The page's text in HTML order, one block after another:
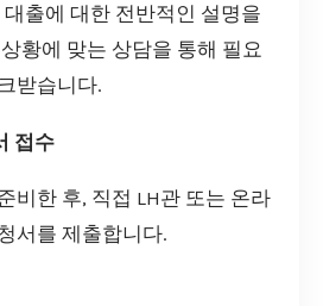
대출에 대한 전반적인 설명을
황에 맞는 상담을 통해 필요
받습니다.
접수
비한 후, 직접 LH관 또는 온라
서를 제출합니다.